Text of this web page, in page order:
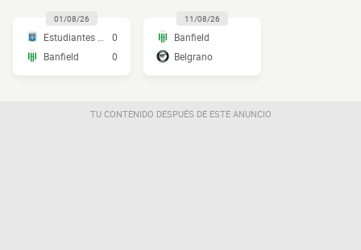
01/08/26
0
Banfield
0
11/08/26
Banfield
Belgrano
TU CONTENIDO DESPUÉS DE ESTE ANUNCIO